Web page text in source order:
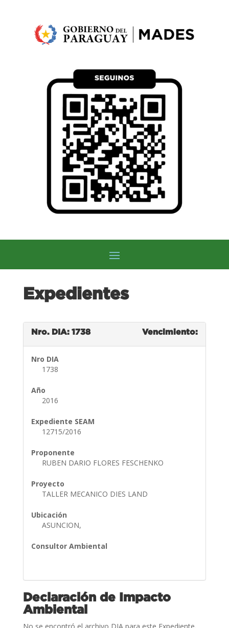
Expedientes
Nro. DIA: 1738 Vencimiento:
Nro DIA
1738
Año
2016
Expediente SEAM
12715/2016
Proponente
RUBEN DARIO FLORES FESCHENKO
Proyecto
TALLER MECANICO DIES LAND
Ubicación
ASUNCION,
Consultor Ambiental
Declaración de Impacto
Ambiental